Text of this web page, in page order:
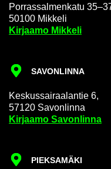
Por­ras­sal­men­ka­tu
50100 Mik­ke­li
Kir­jaa­mo Mik­ke­li
SA­VON­LIN­NA
Kes­kus­sai­raa­lan­tie 6,
57120 Sa­von­lin­na
Kir­jaa­mo Sa­von­lin­na
PIEK­SA­MÄ­KI